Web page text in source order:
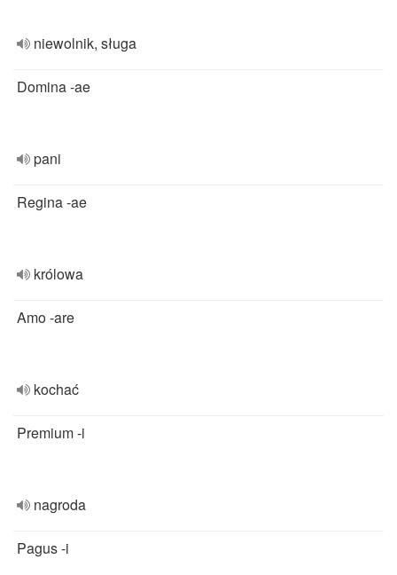
niewolnik, sługa
Domina -ae
pani
Regina -ae
królowa
Amo -are
kochać
Premium -i
nagroda
Pagus -i